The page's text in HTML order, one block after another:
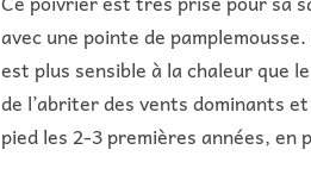
avec une pointe de
est plus sensible à la chaleur que
de l’abriter des vents dominants
pied les 2-3 premières années, en